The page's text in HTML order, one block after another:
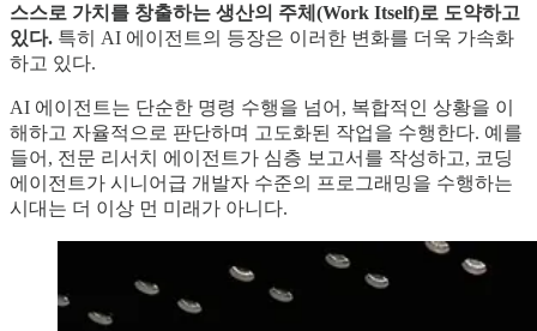
스스로 가치를 창출하는 생산의 주체(Work Itself)로 도약하고
있다. 특히 AI 에이전트의 등장은 이러한 변화를 더욱 가속화
하고 있다.
AI 에이전트는 단순한 명령 수행을 넘어, 복합적인 상황을 이
해하고 자율적으로 판단하며 고도화된 작업을 수행한다. 예를
들어, 전문 리서치 에이전트가 심층 보고서를 작성하고, 코딩
에이전트가 시니어급 개발자 수준의 프로그래밍을 수행하는
시대는 더 이상 먼 미래가 아니다.